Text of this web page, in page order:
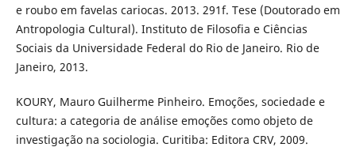
e roubo em favelas cariocas. 2013. 291f. Tese (Doutorado em
Antropologia Cultural). Instituto de Filosofia e Ciências
Sociais da Universidade Federal do Rio de Janeiro. Rio de
Janeiro, 2013.
KOURY, Mauro Guilherme Pinheiro. Emoções, sociedade e
cultura: a categoria de análise emoções como objeto de
investigação na sociologia. Curitiba: Editora CRV, 2009.